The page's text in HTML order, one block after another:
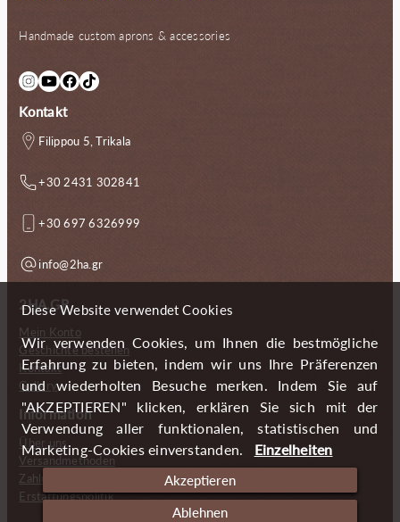
Handmade custom aprons & accessories
InstagramYouTube Facebook TikTok
Kontakt
Filippou 5, Trikala
+30 2431 302841
+30 697 6326999
info@2ha.gr
2HA.GR
Mein Konto
Geschichte bestellen
Kontakt
Gallery
Information
Über uns
Versandmethoden
Zahlungsmöglichkeiten
Erstattungspolitik
Diese Website verwendet Cookies
Wir verwenden Cookies, um Ihnen die bestmögliche
Erfahrung zu bieten, indem wir uns Ihre Präferenzen
und wiederholten Besuche merken. Indem Sie auf
"AKZEPTIEREN" klicken, erklären Sie sich mit der
Verwendung aller funktionalen, statistischen und
Marketing-Cookies einverstanden.
Einzelheiten
Akzeptieren
Ablehnen